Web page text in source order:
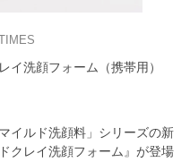
イ洗顔フォーム（携帯用）
イルド洗顔料」シリーズの新
クレイ洗顔フォーム』が登場